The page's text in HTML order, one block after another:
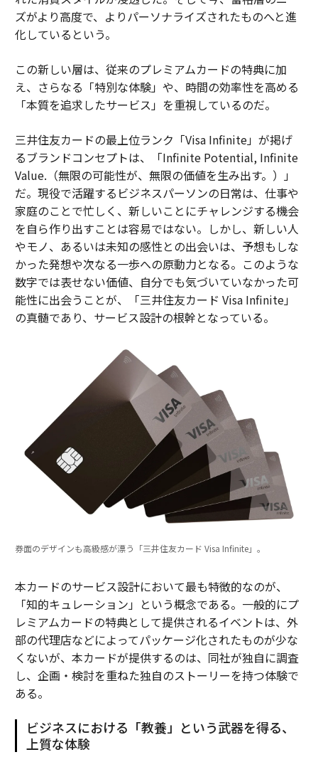
ズがより高度で、よりパーソナライズされたものへと進
化しているという。
この新しい層は、従来のプレミアムカードの特典に加
え、さらなる「特別な体験」や、時間の効率性を高める
「本質を追求したサービス」を重視しているのだ。
三井住友カードの最上位ランク「Visa Infinite」が掲げ
るブランドコンセプトは、「Infinite Potential, Infinite
Value.（無限の可能性が、無限の価値を生み出す。）」
だ。現役で活躍するビジネスパーソンの日常は、仕事や
家庭のことで忙しく、新しいことにチャレンジする機会
を自ら作り出すことは容易ではない。しかし、新しい人
やモノ、あるいは未知の感性との出会いは、予想もしな
かった発想や次なる一歩への原動力となる。このような
数字では表せない価値、自分でも気づいていなかった可
能性に出会うことが、「三井住友カード Visa Infinite」
の真髄であり、サービス設計の根幹となっている。
券面のデザインも高級感が漂う「三井住友カード Visa Infinite」。
本カードのサービス設計において最も特徴的なのが、
「知的キュレーション」という概念である。一般的にプ
レミアムカードの特典として提供されるイベントは、外
部の代理店などによってパッケージ化されたものが少な
くないが、本カードが提供するのは、同社が独自に調査
し、企画・検討を重ねた独自のストーリーを持つ体験で
ある。
ビジネスにおける「教養」という武器を得る、
上質な体験